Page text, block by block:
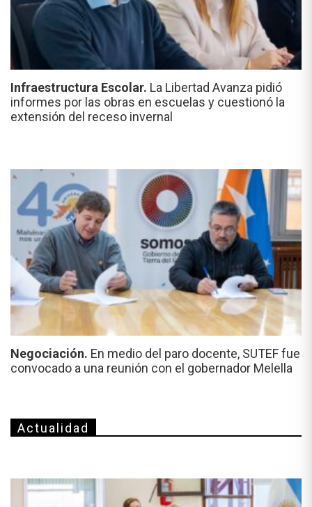
Infraestructura Escolar. La Libertad Avanza pidió
informes por las obras en escuelas y cuestionó la
extensión del receso invernal
Negociación. En medio del paro docente, SUTEF fue
convocado a una reunión con el gobernador Melella
Actualidad